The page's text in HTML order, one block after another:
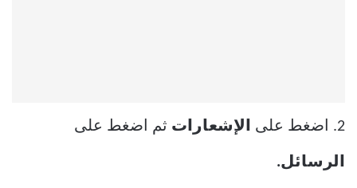
2. اضغط على الإشعارات ثم اضغط على
الرسائل.